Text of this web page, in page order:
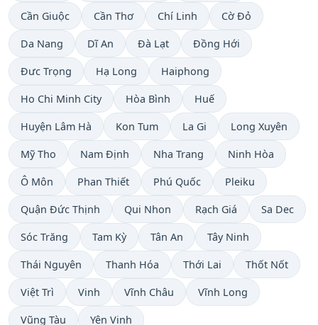
Cần Giuộc Cần Thơ Chí Linh Cờ Đỏ
Da Nang Dĩ An Đà Lạt Đồng Hới
Đưc Trọng Hạ Long Haiphong
Ho Chi Minh City Hòa Bình Huế
Huyện Lâm Hà Kon Tum La Gi Long Xuyên
Mỹ Tho Nam Định Nha Trang Ninh Hòa
Ô Môn Phan Thiết Phú Quốc Pleiku
Quận Đức Thịnh Qui Nhon Rạch Giá Sa Dec
Sóc Trăng Tam Kỳ Tân An Tây Ninh
Thái Nguyên Thanh Hóa Thới Lai Thốt Nốt
Việt Trì Vinh Vĩnh Châu Vĩnh Long
Vũng Tàu Yên Vinh